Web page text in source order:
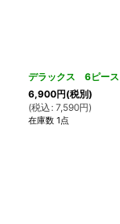
デラックス 6ピー
6,900円(税別)
(税込 : 7,590円)
在庫数 1点